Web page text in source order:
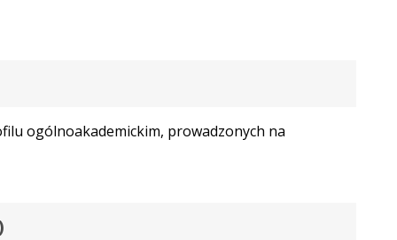
ogólnoakademickim, prowadzonych na